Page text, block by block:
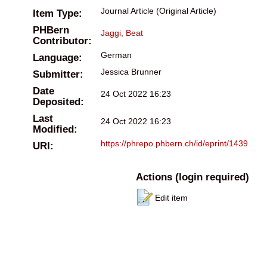
Item Type: Journal Article (Original Article)
PHBern
Contributor:
Jaggi, Beat
Language: German
Submitter: Jessica Brunner
Date
Deposited:
24 Oct 2022 16:23
Last
Modified:
24 Oct 2022 16:23
URI: https://phrepo.phbern.ch/id/eprint/1439
Actions (login required)
Edit item